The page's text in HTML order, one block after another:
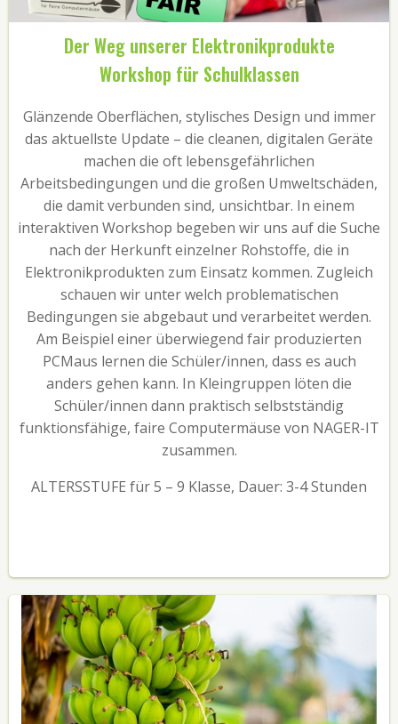
Der Weg unserer Elektronikprodukte
Workshop für Schulklassen
Glänzende Oberflächen, stylisches Design und immer
das aktuellste Update – die cleanen, digitalen Geräte
machen die oft lebensgefährlichen
Arbeitsbedingungen und die großen Umweltschäden,
die damit verbunden sind, unsichtbar. In einem
interaktiven Workshop begeben wir uns auf die Suche
nach der Herkunft einzelner Rohstoffe, die in
Elektronikprodukten zum Einsatz kommen. Zugleich
schauen wir unter welch problematischen
Bedingungen sie abgebaut und verarbeitet werden.
Am Beispiel einer überwiegend fair produzierten
PCMaus lernen die Schüler/innen, dass es auch
anders gehen kann. In Kleingruppen löten die
Schüler/innen dann praktisch selbstständig
funktionsfähige, faire Computermäuse von NAGER-IT
zusammen.
ALTERSSTUFE für 5 – 9 Klasse, Dauer: 3-4 Stunden